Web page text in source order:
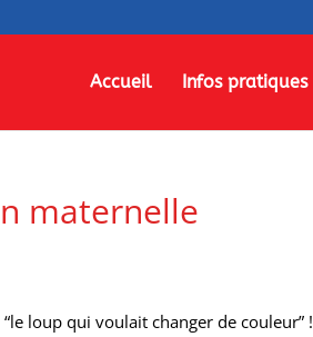
Accueil Infos pratiques
maternelle
loup qui voulait changer de couleur” !